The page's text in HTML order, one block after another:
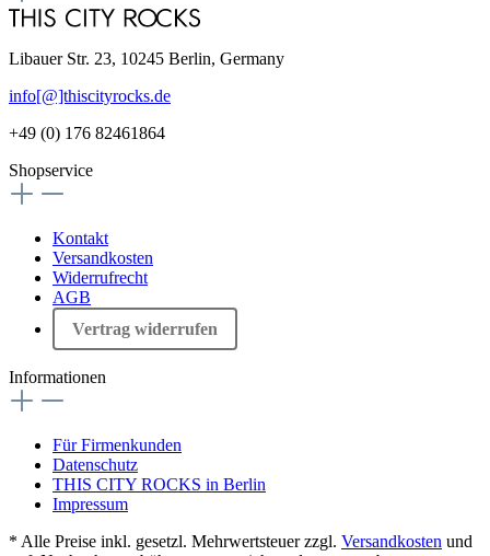
Libauer Str. 23, 10245 Berlin, Germany
info[@]thiscityrocks.de
+49 (0) 176 82461864
Shopservice
Kontakt
Versandkosten
Widerrufrecht
AGB
Vertrag widerrufen
Informationen
Für Firmenkunden
Datenschutz
THIS CITY ROCKS in Berlin
Impressum
* Alle Preise inkl. gesetzl. Mehrwertsteuer zzgl. Versandkosten und